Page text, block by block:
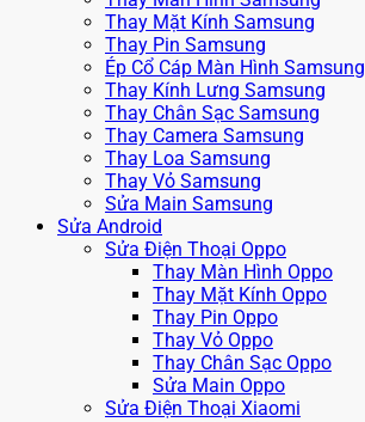
Thay Mặt Kính Samsung
Thay Pin Samsung
Ép Cổ Cáp Màn Hình Samsung
Thay Kính Lưng Samsung
Thay Chân Sạc Samsung
Thay Camera Samsung
Thay Loa Samsung
Thay Vỏ Samsung
Sửa Main Samsung
Sửa Android
Sửa Điện Thoại Oppo
Thay Màn Hình Oppo
Thay Mặt Kính Oppo
Thay Pin Oppo
Thay Vỏ Oppo
Thay Chân Sạc Oppo
Sửa Main Oppo
Sửa Điện Thoại Xiaomi